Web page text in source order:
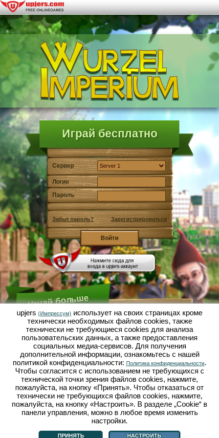
Играй бесплатно
Сервер
Логин
Пароль
Забыт пароль? Зарегистрироваться
Узнай больше
Что такое Садовая Империя?
Садовая Империя - это экономический симулятор, в
котором всё вертится вокруг микрокосмоса сад-
огород. Эта бесплатная браузерная игра онлайн
открывается полностью в твоём браузере без
каких-либо скачиваний или установки каких-либо
программ! Играя роль гнома-садовода ты
выращиваешь в Садовой Империи свой
собственный маленький садовый рай. Сеять,
сажать, поливать, собирать урожай: у тебя есть
выбор между разными сортами овощей и фруктов:
помидорами, репчатым луком, клубникой, морковью
или может ещё лучше, салатом? Посети городок
Дачное, в нём ты можешь торговать с другими
садоводами, покупать новые растения и декор,
выполнять желания твоих покупателей и
Что такое Садовая Империя?|Сюжет
Импрессум|Браузерные игры - Upjers.com|Настроить cookies
upjers (Импрессум) использует на своих страницах кроме
технически необходимых файлов сookies, также
технически не требующиеся cookies для анализа
пользовательских данных, а также предоставления
социальных медиа-сервисов. Для получения
дополнительной информации, ознакомьтесь с нашей
политикой конфиденциальности: Политика конфиденциальности.
Чтобы согласится с использованием не требующихся с
технической точки зрения файлов cookies, нажмите,
пожалуйста, на кнопку «Принять». Чтобы отказаться от
технически не требующихся файлов cookies, нажмите,
пожалуйста, на кнопку «Настроить». В разделе „Cookie“ в
панели управления, можно в любое время изменить
настройки.
ПРИНЯТЬ НАСТРОИТЬ